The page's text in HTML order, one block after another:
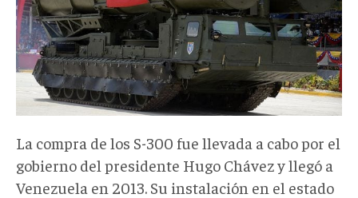
La compra de los S-300 fue llevada a cabo por el
gobierno del presidente Hugo Chávez y llegó a
Venezuela en 2013. Su instalación en el estado